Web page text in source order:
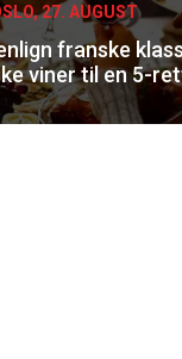
27. AUGUST
franske
viner til en 5-